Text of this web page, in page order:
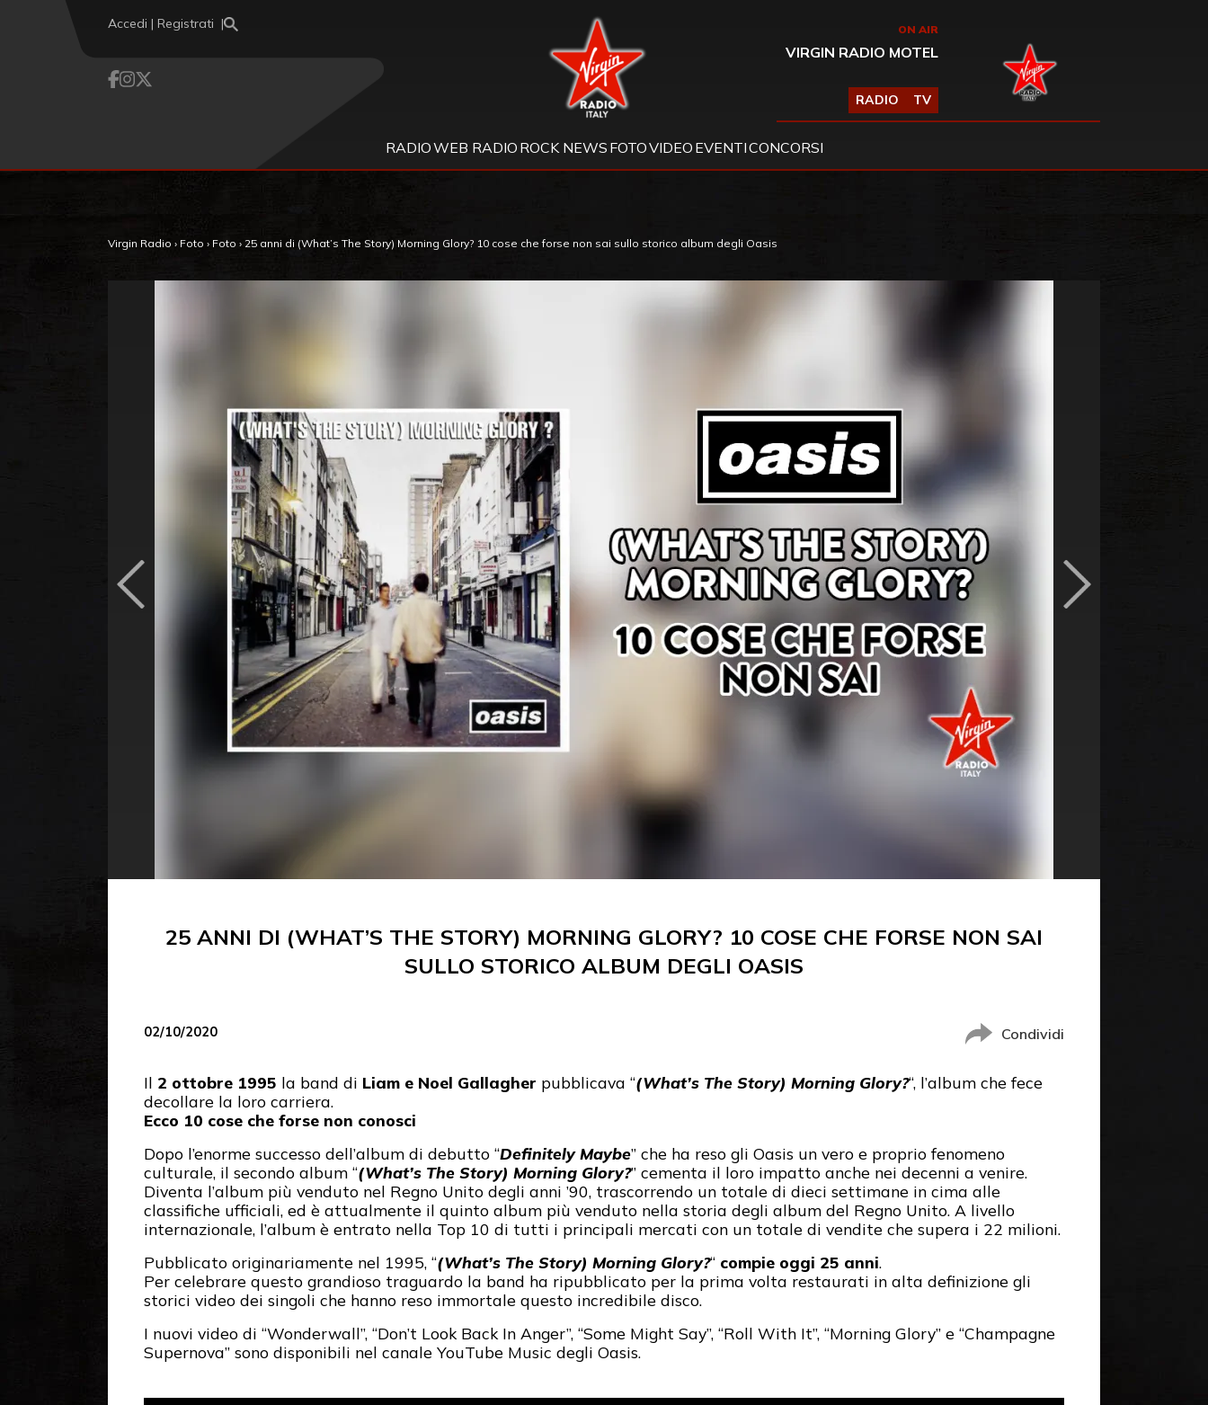
Accedi | Registrati Virgin Radio ON AIR
VIRGIN RADIO MOTEL
RADIO TV
RADIOWEB RADIO ROCK NEWS FOTOVIDEO EVENTICONCORSI
Virgin Radio › Foto › Foto › 25 anni di (What’s The Story) Morning Glory? 10 cose che forse non sai sullo storico album degli Oasis
25 ANNI DI (WHAT’S THE STORY) MORNING GLORY? 10 COSE CHE FORSE NON SAI
SULLO STORICO ALBUM DEGLI OASIS
02/10/2020 Condividi
Il 2 ottobre 1995 la band di Liam e Noel Gallagher pubblicava “(What’s The Story) Morning Glory?“, l’album che fece
decollare la loro carriera.
Ecco 10 cose che forse non conosci
Dopo l’enorme successo dell’album di debutto “Definitely Maybe” che ha reso gli Oasis un vero e proprio fenomeno
culturale, il secondo album “(What’s The Story) Morning Glory?” cementa il loro impatto anche nei decenni a venire.
Diventa l’album più venduto nel Regno Unito degli anni ’90, trascorrendo un totale di dieci settimane in cima alle
classifiche ufficiali, ed è attualmente il quinto album più venduto nella storia degli album del Regno Unito. A livello
internazionale, l’album è entrato nella Top 10 di tutti i principali mercati con un totale di vendite che supera i 22 milioni.
Pubblicato originariamente nel 1995, “(What’s The Story) Morning Glory?“ compie oggi 25 anni.
Per celebrare questo grandioso traguardo la band ha ripubblicato per la prima volta restaurati in alta definizione gli
storici video dei singoli che hanno reso immortale questo incredibile disco.
I nuovi video di “Wonderwall”, “Don’t Look Back In Anger”, “Some Might Say”, “Roll With It”, “Morning Glory” e “Champagne
Supernova” sono disponibili nel canale YouTube Music degli Oasis.